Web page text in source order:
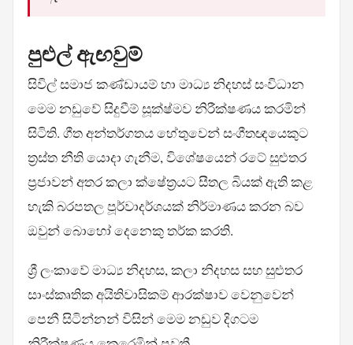
පුළුල් ඇඟවුම්
සිවිල් සමාජ කණ්ඩායම් හා මාධ්‍ය නිදහස් සංවිධාන
මෙම නඩුවේ සිදුවීම් සූක්ෂ්මව නිරීක්ෂණය කරමින්
සිටිති. ගීත අන්තර්ගතය හේතුවෙන් සංගීතඥයෙකුට
ත්‍රස්ත නීති යොදා ගැනීම, විශේෂයෙන් රටේ සුළුතර
ප්‍රජාවන් අතර කලා ක්ෂේත්‍රයට සීතල බියක් ඇති කළ
හැකි බරපතල පූර්වාදර්ශයක් නිර්මාණය කරන බව
ඔවුන් බොහෝ දෙනෙකු තර්ක කරති.
ශ්‍රී ලංකාවේ මාධ්‍ය නිදහස, කලා නිදහස සහ සුළුතර
සාංස්කෘතික අයිතිවාසිකම් ආරක්ෂාව වෙනුවෙන්
පෙනී සිටින්නන් විසින් මෙම නඩුව දිගටම